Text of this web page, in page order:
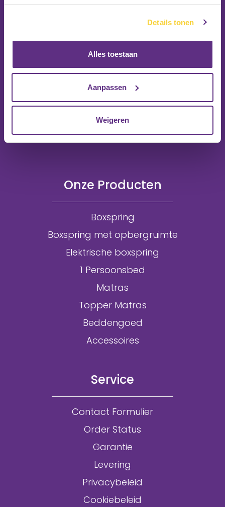
Details tonen
Alles toestaan
Aanpassen
Weigeren
Onze Producten
Boxspring
Boxspring met opbergruimte
Elektrische boxspring
1 Persoonsbed
Matras
Topper Matras
Beddengoed
Accessoires
Service
Contact Formulier
Order Status
Garantie
Levering
Privacybeleid
Cookiebeleid